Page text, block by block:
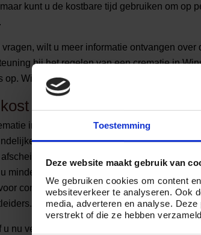
Toestemming
Deze website maakt gebruik van
We gebruiken cookies om content
websiteverkeer te analyseren. Ook
media, adverteren en analyse.
verstrekt of die ze hebben
kunt u de kostbare tijd gebruiken om op
vragen, wilt u meer informatie ontvangen
bij het regelen van een crematie in
op. Wij zijn 24 uur per dag bereikbaar op
een crematie in
in Winssen kost gemiddeld tussen de €
kosten volledig af van uw wensen:
en regelt u de (meeste) zaken
minder dan wanneer u kiest voor een
condoleren en volledige ontzorging door
u nu veel of weinig budget te besteden hebt